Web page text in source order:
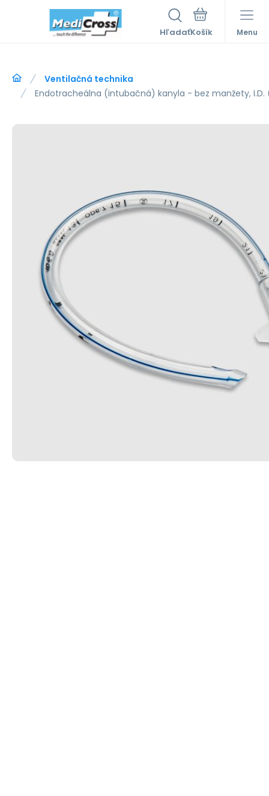
Hľadať Menu
Ventilačná technika
Endotracheálna (intubačná) kanyla - bez manžety,